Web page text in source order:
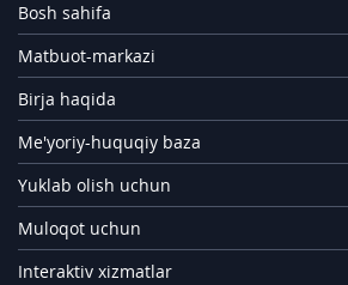
Bosh sahifa
Matbuot-markazi
Birja haqida
Me'yoriy-huquqiy baza
Yuklab olish uchun
Muloqot uchun
Interaktiv xizmatlar